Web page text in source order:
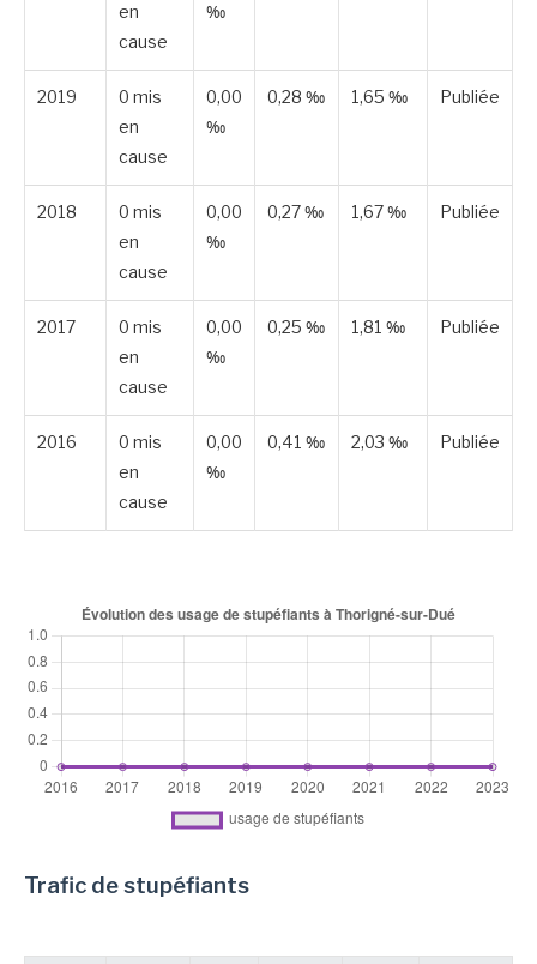
en
cause
‰
2019
0 mis
en
cause
0,00
‰
0,28 ‰ 1,65 ‰ Publiée
2018
0 mis
en
cause
0,00
‰
0,27 ‰ 1,67 ‰ Publiée
2017
0 mis
en
cause
0,00
‰
0,25 ‰ 1,81 ‰ Publiée
2016
0 mis
en
cause
0,00
‰
0,41 ‰ 2,03 ‰ Publiée
Trafic de stupéfiants